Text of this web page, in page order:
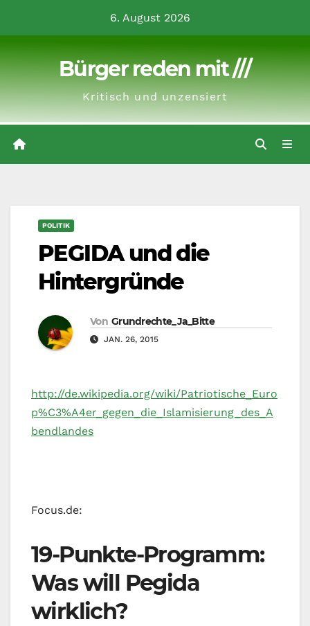
6. August 2026
Bürger reden mit ///
Kritisch und unzensiert
POLITIK
PEGIDA und die
Hintergründe
Von Grundrechte_Ja_Bitte
JAN. 26, 2015
http://de.wikipedia.org/wiki/Patriotische_Euro
p%C3%A4er_gegen_die_Islamisierung_des_A
bendlandes
Focus.de:
19-Punkte-Programm:
Was will Pegida
wirklich?